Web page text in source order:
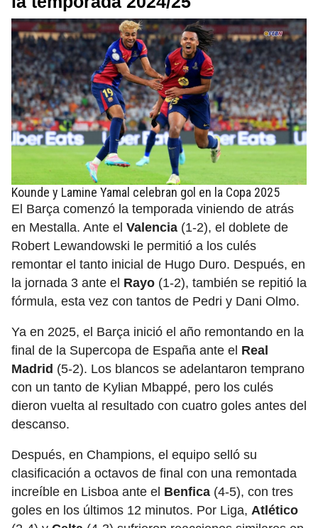
Kounde y Lamine Yamal celebran gol en la Copa 2025
El Barça comenzó la temporada viniendo de atrás
en Mestalla. Ante el Valencia (1-2), el doblete de
Robert Lewandowski le permitió a los culés
remontar el tanto inicial de Hugo Duro. Después, en
la jornada 3 ante el Rayo (1-2), también se repitió la
fórmula, esta vez con tantos de Pedri y Dani Olmo.
Ya en 2025, el Barça inició el año remontando en la
final de la Supercopa de España ante el Real
Madrid (5-2). Los blancos se adelantaron temprano
con un tanto de Kylian Mbappé, pero los culés
dieron vuelta al resultado con cuatro goles antes del
descanso.
Después, en Champions, el equipo selló su
clasificación a octavos de final con una remontada
increíble en Lisboa ante el Benfica (4-5), con tres
goles en los últimos 12 minutos. Por Liga, Atlético